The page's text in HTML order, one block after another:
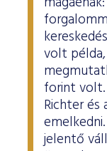
volt
forint volt.
Richter
jelentő